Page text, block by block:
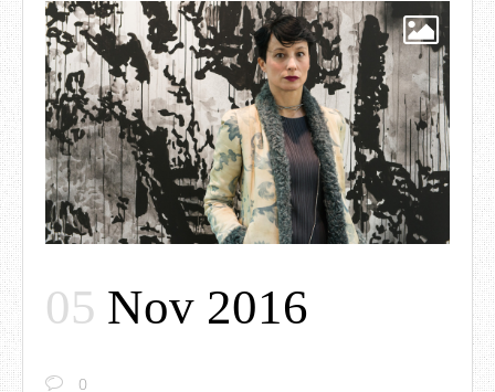
05 Nov 2016
0